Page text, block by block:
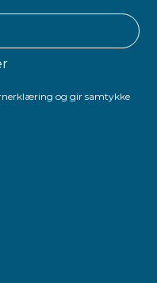
og gir samtykke